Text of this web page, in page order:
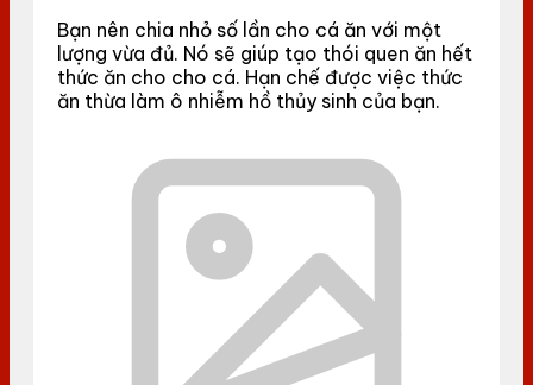
Bạn nên chia nhỏ số lần cho cá ăn với một
lượng vừa đủ. Nó sẽ giúp tạo thói quen ăn hết
thức ăn cho cho cá. Hạn chế được việc thức
ăn thừa làm ô nhiễm hồ thủy sinh của bạn.